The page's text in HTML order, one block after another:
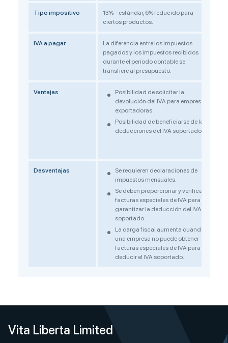
Tipo impositivo
13% – estándar, 6% reducido para
ciertos productos.
IVA a pagar
La diferencia entre los impuestos
pagados y los impuestos recibidos
durante el período contable se
transfiere al presupuesto.
Ventajas
Posibilidad de solicitar la
devolución del IVA para empresas
exportadoras
Posibilidad de beneficiarse de las
deducciones del IVA soportado
Desventajas
Se requieren declaraciones de
impuestos mensuales.
Se deben proporcionar y verificar
facturas especiales de IVA para
garantizar la deducción del IVA
soportado.
La carga fiscal aumenta cuando
una empresa no puede obtener
facturas especiales de IVA para
deducir el IVA soportado.
Vita Liberta Limited